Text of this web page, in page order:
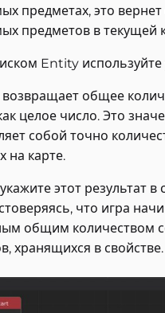
предметах, это вернет
предметов в текущей
Entity используйте
возвращает общее
целое число. Это
собой точно
на карте.
этот результат в
что игра
общим количеством
хранящихся в свойстве.